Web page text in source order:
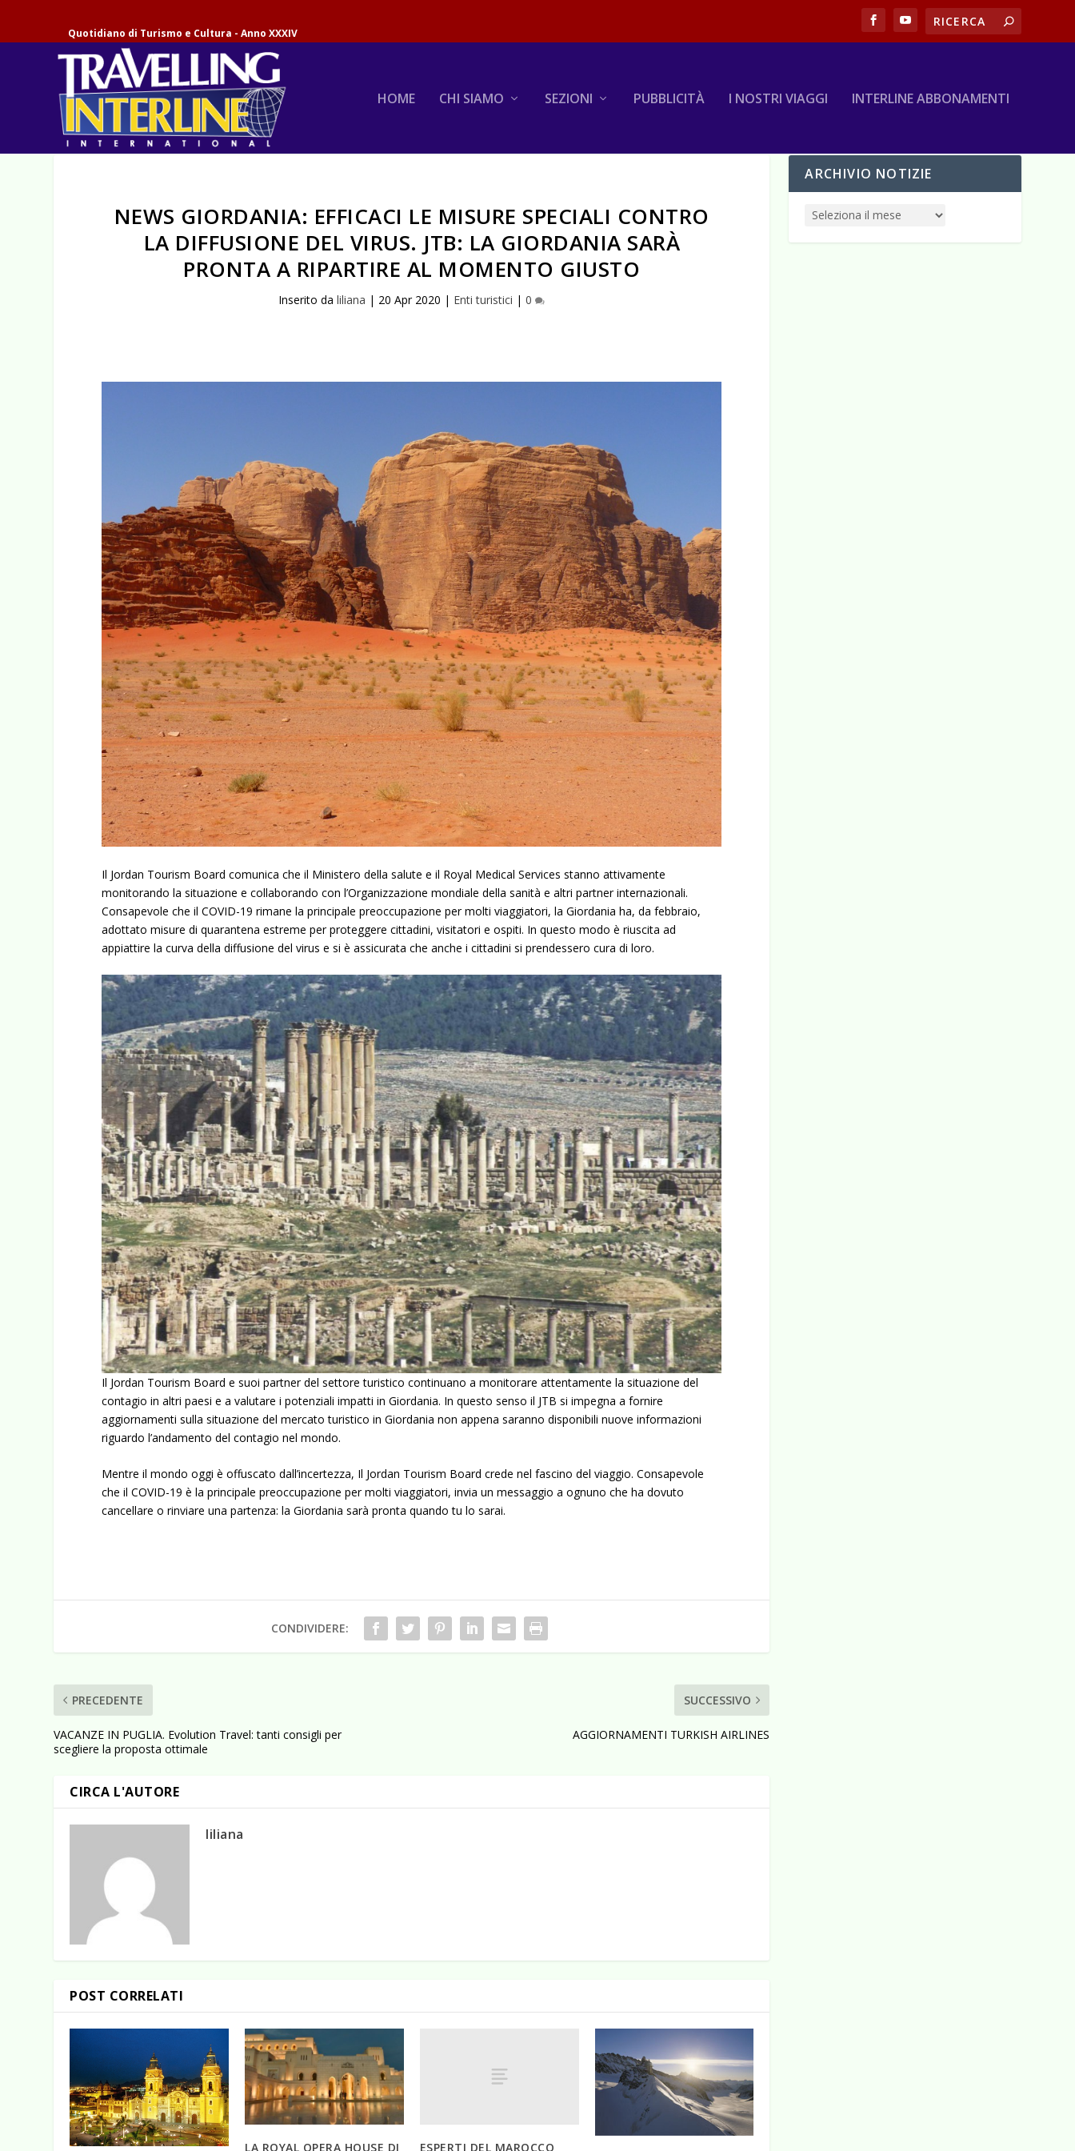
Quotidiano di Turismo e Cultura - Anno XXXIV
HOME CHI SIAMO SEZIONI PUBBLICITÀ I NOSTRI VIAGGI INTERLINE ABBONAMENTI
NEWS GIORDANIA: EFFICACI LE MISURE SPECIALI CONTRO
LA DIFFUSIONE DEL VIRUS. JTB: LA GIORDANIA SARÀ
PRONTA A RIPARTIRE AL MOMENTO GIUSTO
Inserito daliliana | 20 Apr 2020 | Enti turistici |0
Il Jordan Tourism Board comunica che il Ministero della salute e il Royal Medical Services stanno attivamente
monitorando la situazione e collaborando con l’Organizzazione mondiale della sanità e altri partner internazionali.
Consapevole che il COVID-19 rimane la principale preoccupazione per molti viaggiatori, la Giordania ha, da febbraio,
adottato misure di quarantena estreme per proteggere cittadini, visitatori e ospiti. In questo modo è riuscita ad
appiattire la curva della diffusione del virus e si è assicurata che anche i cittadini si prendessero cura di loro.
Il Jordan Tourism Board e suoi partner del settore turistico continuano a monitorare attentamente la situazione del
contagio in altri paesi e a valutare i potenziali impatti in Giordania. In questo senso il JTB si impegna a fornire
aggiornamenti sulla situazione del mercato turistico in Giordania non appena saranno disponibili nuove informazioni
riguardo l’andamento del contagio nel mondo.
Mentre il mondo oggi è offuscato dall’incertezza, Il Jordan Tourism Board crede nel fascino del viaggio. Consapevole
che il COVID-19 è la principale preoccupazione per molti viaggiatori, invia un messaggio a ognuno che ha dovuto
cancellare o rinviare una partenza: la Giordania sarà pronta quando tu lo sarai.
CONDIVIDERE:
PRECEDENTE
VACANZE IN PUGLIA. Evolution Travel: tanti consigli per
scegliere la proposta ottimale
SUCCESSIVO
AGGIORNAMENTI TURKISH AIRLINES
CIRCA L'AUTORE
liliana
POST CORRELATI
LA ROYAL OPERA HOUSE DI
ESPERTI DEL MAROCCO
ARCHIVIO NOTIZIE